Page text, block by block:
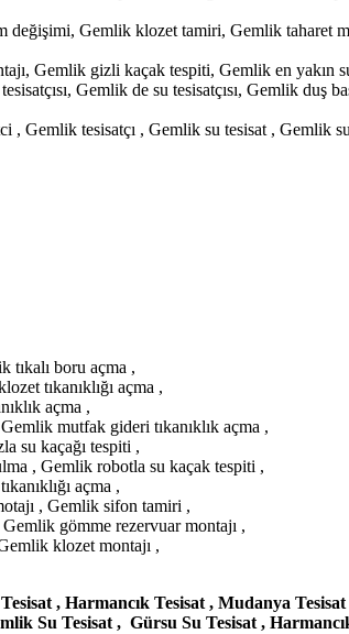
değişimi, Gemlik klozet tamiri, Gemlik taharet
Gemlik gizli kaçak tespiti, Gemlik en yakın
Gemlik de su tesisatçısı, Gemlik duş
, Gemlik tesisatçı , Gemlik su tesisat ,
tıkalı boru açma ,
tıkanıklığı açma ,
açma ,
mutfak gideri tıkanıklık açma ,
su kaçağı tespiti ,
, Gemlik robotla su kaçak tespiti ,
açma ,
, Gemlik sifon tamiri ,
gömme rezervuar montajı ,
klozet montajı ,
, Harmancık Tesisat , Mudanya
Su Tesisat , Gürsu Su Tesisat ,